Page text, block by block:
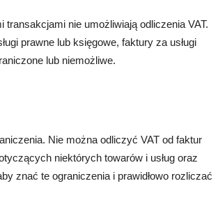
nie umożliwiają odliczenia VAT.
prawne lub księgowe, faktury za usługi
lub niemożliwe.
Nie można odliczyć VAT od faktur
niektórych towarów i usług oraz
znać te ograniczenia i prawidłowo rozliczać